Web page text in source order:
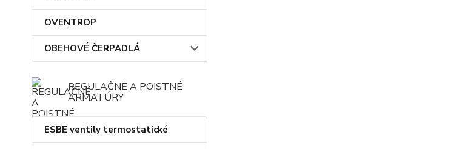
OVENTROP
OBEHOVÉ ČERPADLÁ
REGULAČNÉ A POISTNÉ
ARMATÚRY
ESBE ventily termostatické